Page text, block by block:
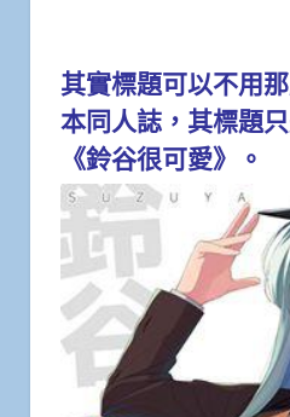
其實標題可以不用
本同人誌，其標題
《鈴谷很可愛》。